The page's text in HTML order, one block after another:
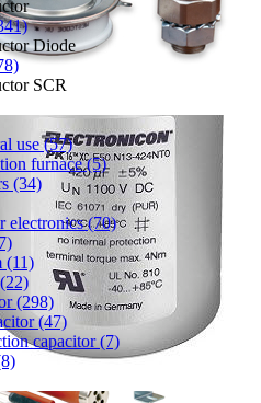
Diode
SCR
use (57)
furnace (5)
(34)
electronics (70)
(11)
(298)
(47)
capacitor (7)